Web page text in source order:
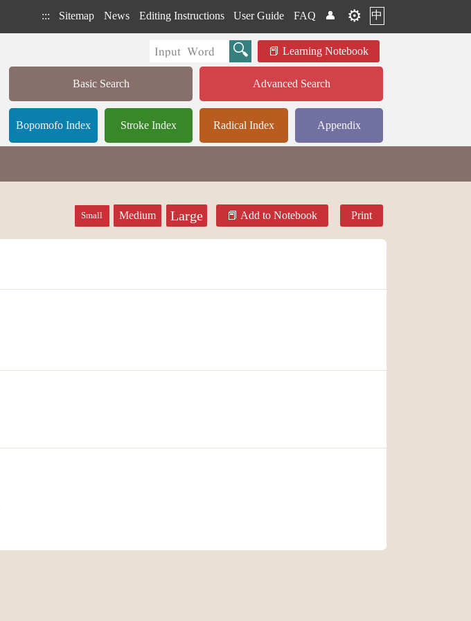
::: Sitemap News Editing Instructions User Guide FAQ 👤 ⚙️ 中
Learning Notebook
Basic Search Advanced Search
Bopomofo Index Stroke Index Radical Index Appendix
Small Medium Large Add to Notebook Print